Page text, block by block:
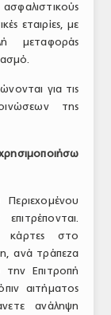
εταιρίες, με
μεταφοράς
για τις
της
κάρτες στο
ανά τράπεζα
την Επιτροπή
αιτήματος
ανάληψη